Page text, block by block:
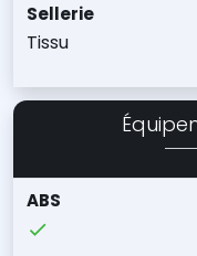
Sellerie
Tissu
ABS